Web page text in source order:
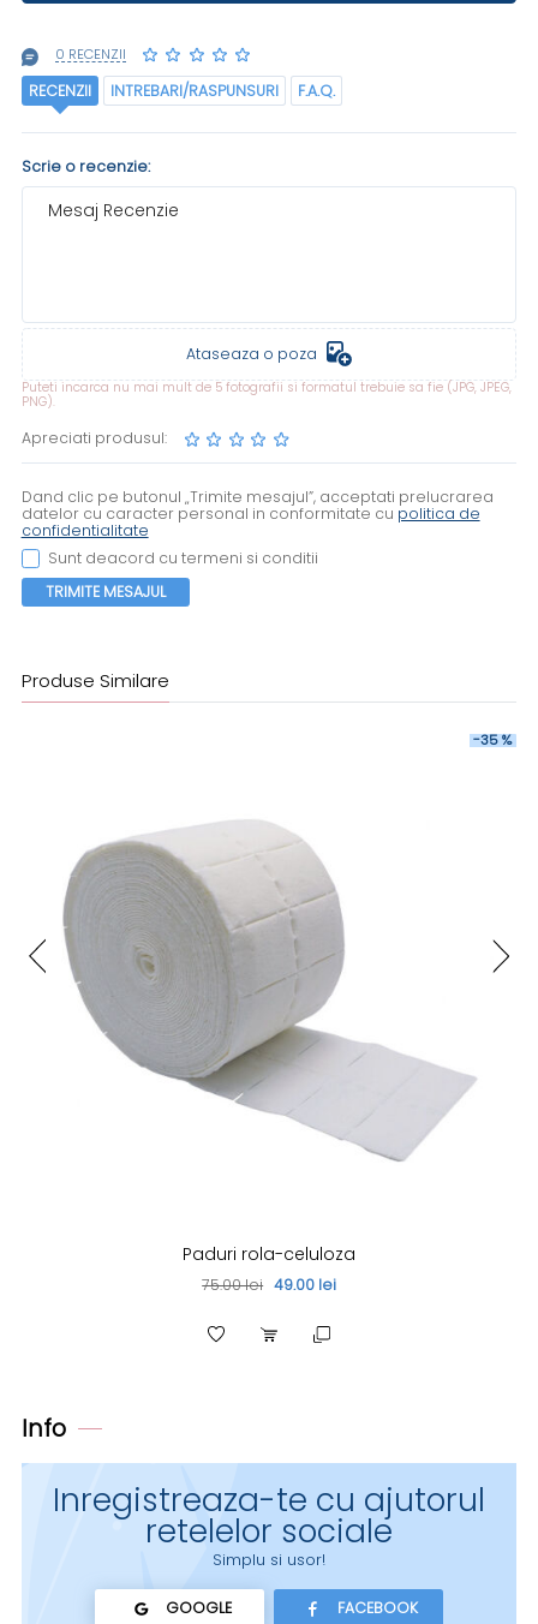
0 RECENZII
RECENZII INTREBARI/RASPUNSURI F.A.Q.
Scrie o recenzie:
Mesaj Recenzie
Ataseaza o poza
Puteti incarca nu mai mult de 5 fotografii si formatul trebuie sa fie (JPG, JPEG,
PNG).
Apreciati produsul:
Dand clic pe butonul „Trimite mesajul”, acceptati prelucrarea
datelor cu caracter personal in conformitate cu politica de
confidentialitate
Sunt deacord cu termeni si conditii
TRIMITE MESAJUL
Produse Similare
-35 %
Paduri rola-celuloza
75.00 lei 49.00 lei
Info
Inregistreaza-te cu ajutorul
retelelor sociale
Simplu si usor!
GOOGLE FACEBOOK